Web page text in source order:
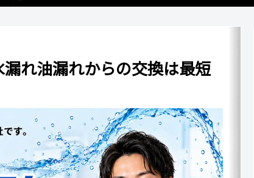
漏れ油漏れからの交換は最短